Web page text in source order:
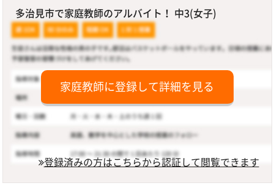
多治見市で家庭教師のアルバイト！ 中3(女子)
家庭教師に登録して詳細を見る
登録済みの方はこちらから認証して閲覧できます